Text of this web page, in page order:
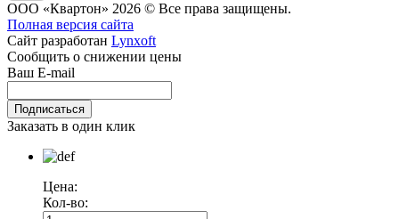
ООО «Квартон» 2026 © Все права защищены.
Полная версия сайта
Сайт разработан Lynxoft
Сообщить о снижении цены
Ваш E-mail
Заказать в один клик
Цена:
Кол-во: